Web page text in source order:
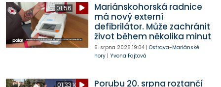
01:56
Mariánskohorská radnice
má nový externí
defibrilátor. Může zachránit
život během několika minut
6. srpna 2026 19:04| Ostrava-Mariánské
hory| Yvona Fajtová
01:33
Porubu 20. srpna roztančí